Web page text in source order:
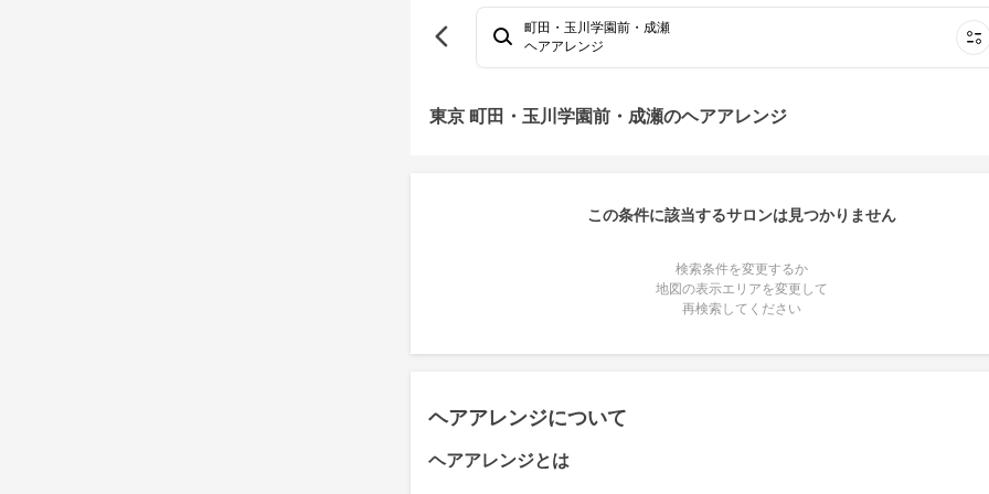
町田・玉川学園前・成瀬
ヘアアレンジ
東京 町田・玉川学園前・成瀬のヘアアレンジ
この条件に該当するサロンは見つかりません
検索条件を変更するか
地図の表示エリアを変更して
再検索してください
ヘアアレンジについて
ヘアアレンジとは